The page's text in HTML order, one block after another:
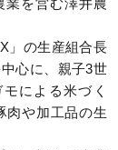
業を営む澤井農
」の生産組合長
心に、親子3世
による米づく
肉や加工品の生